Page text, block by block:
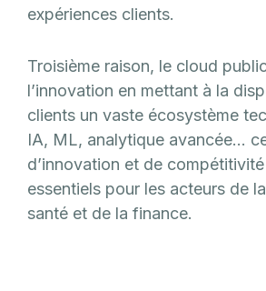
expériences clients.
Troisième raison, le cloud
l’innovation en mettant à la
clients un vaste écosystème
IA, ML, analytique avancée…
d’innovation et de compétitivité
essentiels pour les acteurs de
santé et de la finance.